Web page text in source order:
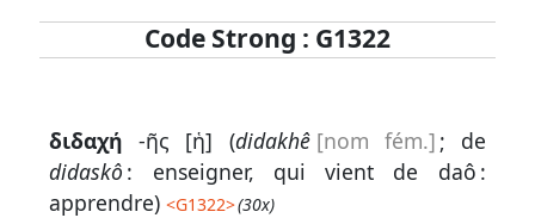
Code Strong : G1322
διδαχή -ῆς [ἡ] (didakhê [nom fém.] ; de
didaskô : enseigner, qui vient de daô :
apprendre)<G1322>(30x)
français
Lexique
Recherche